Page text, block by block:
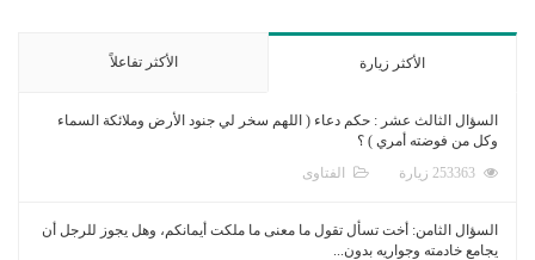
الأكثر زيارة الأكثر تفاعلاً
السؤال الثالث عشر : حكم دعاء ( اللهم سخر لي جنود الأرض وملائكة السماء
وكل من فوضته أمري ) ؟
الفتاوى
السؤال الثامن: أخت تسأل تقول ما معنى ما ملكت أيمانكم، وهل يجوز للرجل أن
يجامع خادمته وجواريه بدون...